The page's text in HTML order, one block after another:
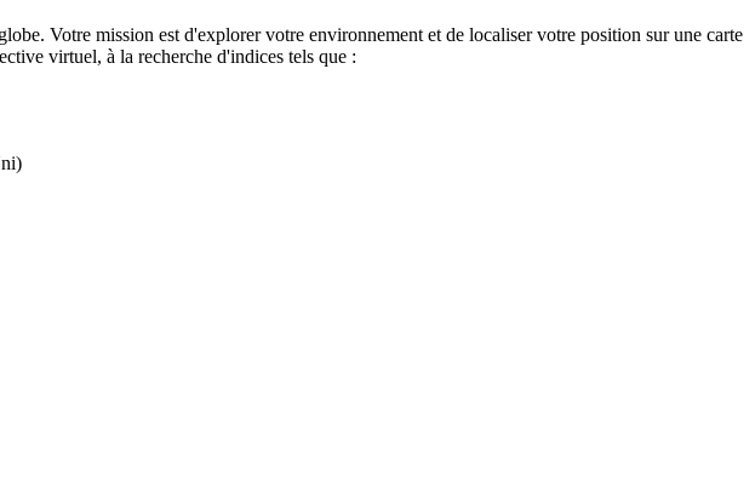
Votre mission est d'explorer votre environnement et de localiser votre position sur une carte
virtuel, à la recherche d'indices tels que :